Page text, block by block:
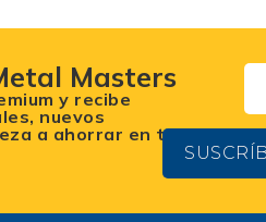
Masters
y recibe
nuevos
a ahorrar en tu